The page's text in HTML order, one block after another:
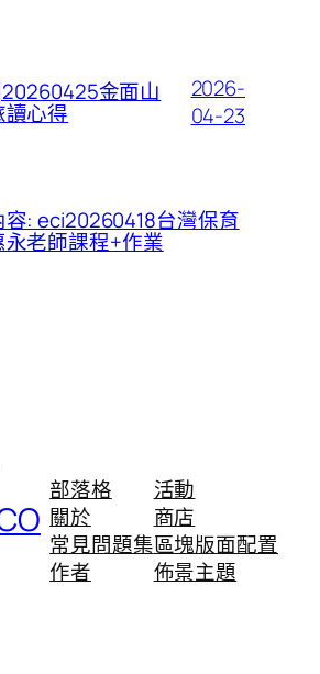
金面山
心得
2026-
04-23
: eci20260418台灣保育
老師課程+作業
部落格
關於
常見問題集
作者
活動
商店
區塊版面配置
佈景主題